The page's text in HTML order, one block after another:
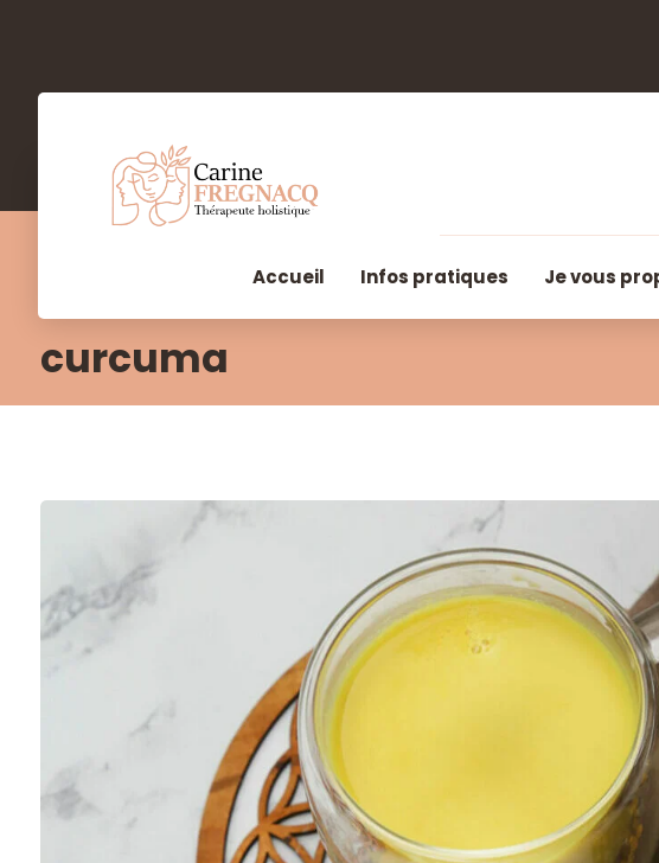
Accueil Infos pratiques Je vous
curcuma